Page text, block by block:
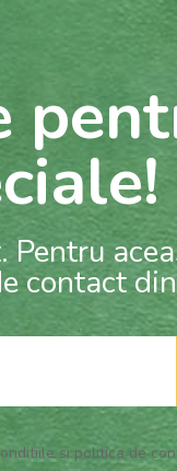
contact
si politica de